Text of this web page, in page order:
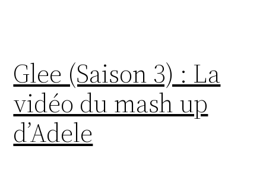
Glee (Saison 3) : La
vidéo du mash up
d’Adele